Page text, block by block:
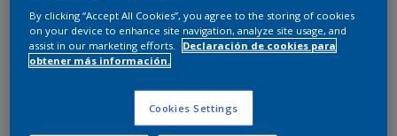
Tamaño
1 L 4 L 15 L
Calculadora de pintura
Calcular
By clicking “Accept All Cookies”, you agree to the storing of cookies
on your device to enhance site navigation, analyze site usage, and
assist in our marketing efforts.
Declaración de cookies para
obtener más información.
Cookies Settings